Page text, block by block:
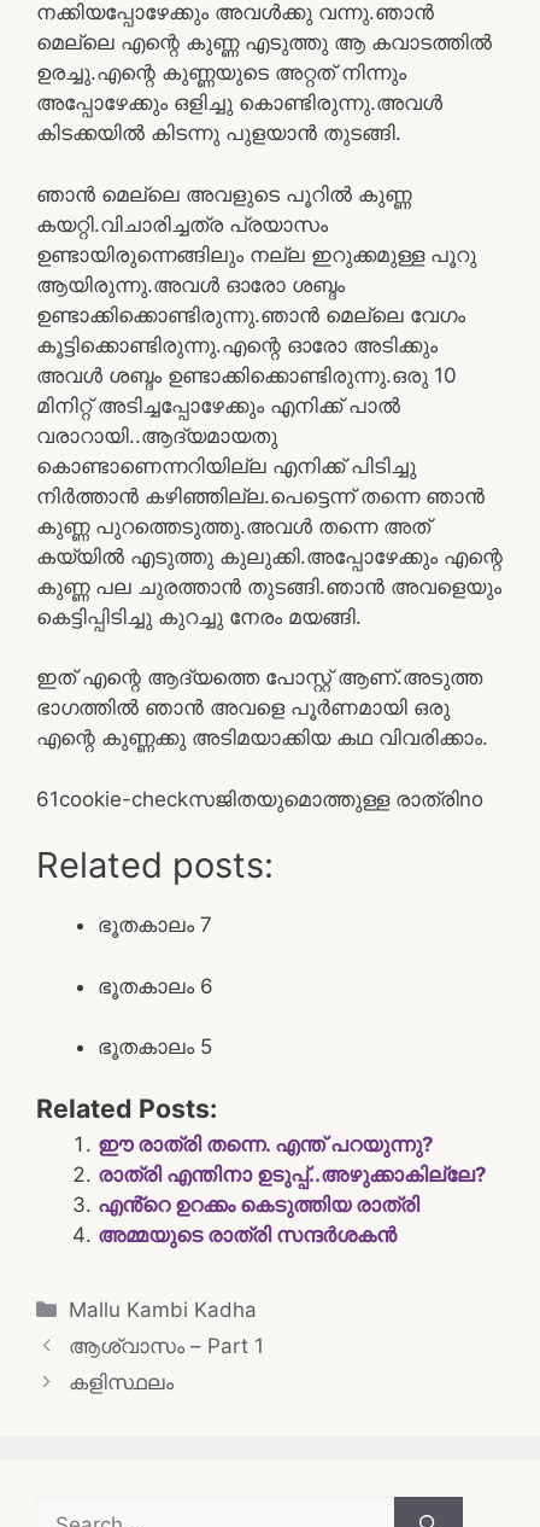
നക്കിയപ്പോഴേക്കും അവള്‍ക്കു വന്നു.ഞാന്‍
മെല്ലെ എന്റെ കുണ്ണ എടുത്തു ആ കവാടത്തില്‍
ഉരച്ചു.എന്റെ കുണ്ണയുടെ അറ്റത് നിന്നും
അപ്പോഴേക്കും ഒളിച്ചു കൊണ്ടിരുന്നു.അവള്‍
കിടക്കയില്‍ കിടന്നു പുളയാന്‍ തുടങ്ങി.
ഞാന്‍ മെല്ലെ അവളുടെ പൂറില്‍ കുണ്ണ
കയറ്റി.വിചാരിച്ചത്ര പ്രയാസം
ഉണ്ടായിരുന്നെങ്ങിലും നല്ല ഇറുക്കമുള്ള പൂറു
ആയിരുന്നു.അവള്‍ ഓരോ ശബ്ദം
ഉണ്ടാക്കിക്കൊണ്ടിരുന്നു.ഞാന്‍ മെല്ലെ വേഗം
കൂട്ടിക്കൊണ്ടിരുന്നു.എന്റെ ഓരോ അടിക്കും
അവള്‍ ശബ്ദം ഉണ്ടാക്കിക്കൊണ്ടിരുന്നു.ഒരു 10
മിനിറ്റ് അടിച്ചപ്പോഴേക്കും എനിക്ക് പാല്‍
വരാറായി..ആദ്യമായതു
കൊണ്ടാണെന്നറിയില്ല എനിക്ക് പിടിച്ചു
നിര്‍ത്താന്‍ കഴിഞ്ഞില്ല.പെട്ടെന്ന് തന്നെ ഞാന്‍
കുണ്ണ പുറത്തെടുത്തു.അവള്‍ തന്നെ അത്
കയ്യില്‍ എടുത്തു കുലുക്കി.അപ്പോഴേക്കും എന്റെ
കുണ്ണ പല ചുരത്താന്‍ തുടങ്ങി.ഞാന്‍ അവളെയും
കെട്ടിപ്പിടിച്ചു കുറച്ചു നേരം മയങ്ങി.
ഇത് എന്റെ ആദ്യത്തെ പോസ്റ്റ്‌ ആണ്.അടുത്ത
ഭാഗത്തില്‍ ഞാന്‍ അവളെ പൂര്‍ണമായി ഒരു
എന്റെ കുണ്ണക്കു അടിമയാക്കിയ കഥ വിവരിക്കാം.
61cookie-checkസജിതയുമൊത്തുള്ള രാത്രിno
Related posts:
ഭൂതകാലം 7
ഭൂതകാലം 6
ഭൂതകാലം 5
Related Posts:
ഈ രാത്രി തന്നെ. എന്ത് പറയുന്നു?
രാത്രി എന്തിനാ ഉടുപ്പ്..അഴുക്കാകില്ലേ?
എൻ്റെ ഉറക്കം കെടുത്തിയ രാത്രി
അമ്മയുടെ രാത്രി സന്ദർശകൻ
Categories
Mallu Kambi Kadha
Post
navigation
ആശ്വാസം – Part 1
കളിസ്ഥലം